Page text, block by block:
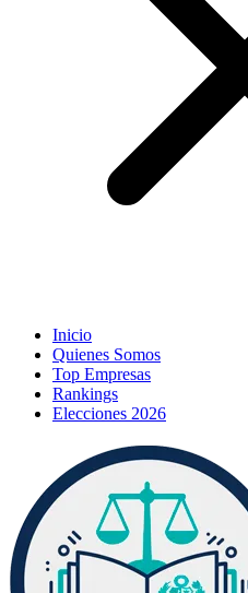
Inicio
Quienes Somos
Top Empresas
Rankings
Elecciones 2026